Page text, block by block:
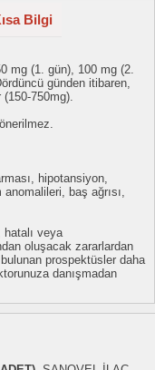
Bilgi
mg (1. gün), 100 mg (2.
günden itibaren,
750mg).
hipotansiyon,
baş ağrısı,
veya
oluşacak zararlardan
prospektüsler daha
danışmadan